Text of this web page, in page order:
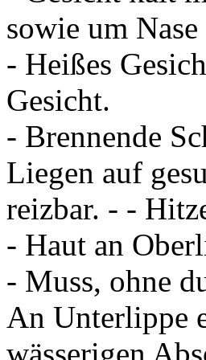
sowie um
- Heißes
Gesicht.
- Brennende
Liegen auf
reizbar. - -
- Haut an
- Muss, ohne
An Unterlippe